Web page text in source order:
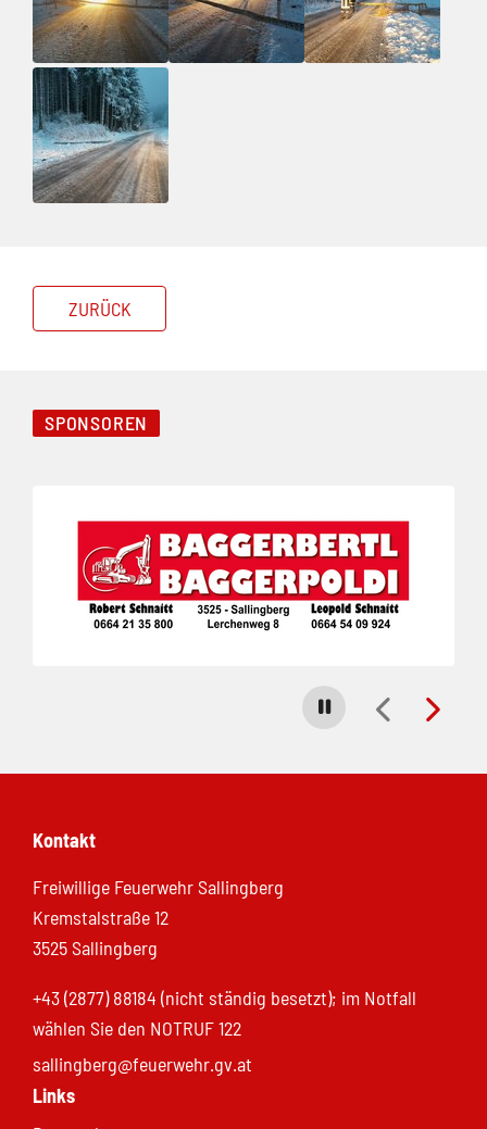
ZURÜCK
SPONSOREN
Carousel stoppen
Kontakt
Freiwillige Feuerwehr Sallingberg
Kremstalstraße 12
3525 Sallingberg
+43 (2877) 88184 (nicht ständig besetzt); im Notfall
wählen Sie den NOTRUF 122
sallingberg@feuerwehr.gv.at
Links